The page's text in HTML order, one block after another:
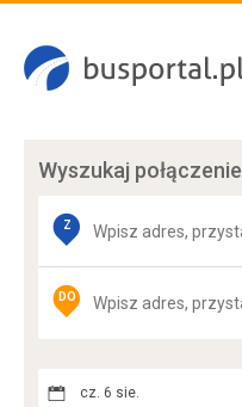
Wyszukaj połączenie
Z
DO
cz. 6 sie.